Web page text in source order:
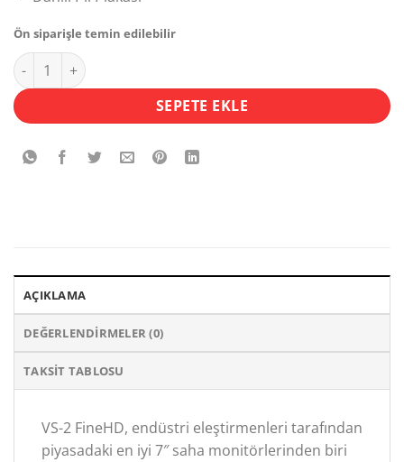
Ön siparişle temin edilebilir
Aputure VS-2 FineHD 7" Monitor adet
SEPETE EKLE
AÇIKLAMA
DEĞERLENDIRMELER (0)
TAKSIT TABLOSU
VS-2 FineHD, endüstri eleştirmenleri tarafından
piyasadaki en iyi 7″ saha monitörlerinden biri